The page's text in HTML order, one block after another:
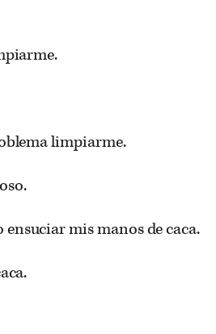
limpiarme.
mis manos de caca.